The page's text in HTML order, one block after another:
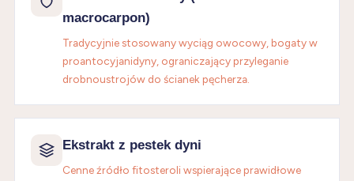
macrocarpon)
Tradycyjnie stosowany wyciąg owocowy, bogaty w
proantocyjanidyny, ograniczający przyleganie
drobnoustrojów do ścianek pęcherza.
Ekstrakt z pestek dyni
Cenne źródło fitosteroli wspierające prawidłowe